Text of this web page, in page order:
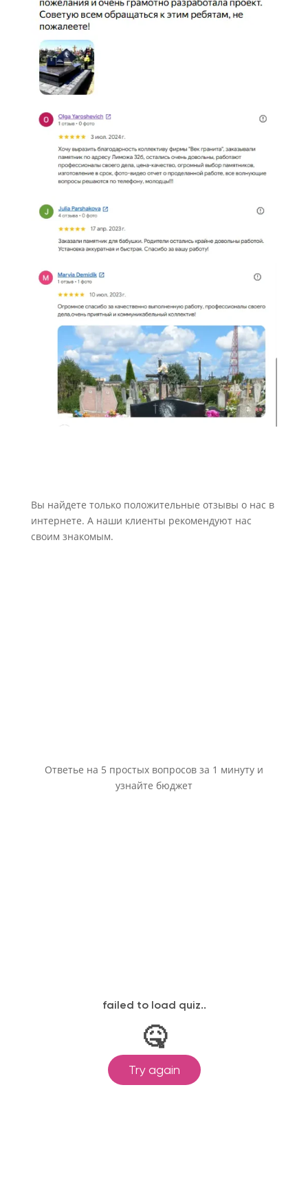
Вы найдете только положительные отзывы о нас в
интернете. А наши клиенты рекомендуют нас
своим знакомым.
Ответье на 5 простых вопросов за 1 минуту и
узнайте бюджет